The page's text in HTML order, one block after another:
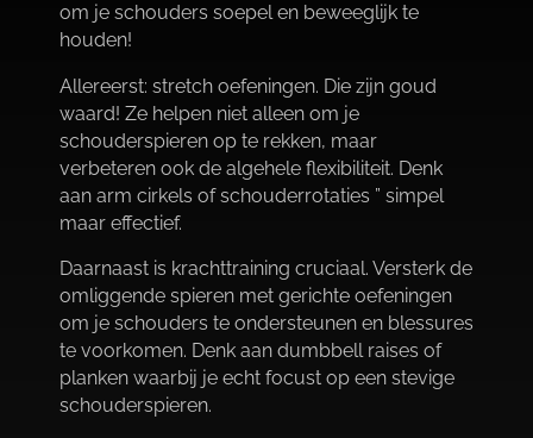
om je schouders soepel en beweeglijk te
houden!
Allereerst: stretch oefeningen.​ Die zijn goud
waard! Ze helpen niet alleen om je
schouderspieren op te rekken, maar
verbeteren ook de algehele flexibiliteit.​ Denk
aan arm cirkels of schouderrotaties ” simpel
maar effectief.​
Daarnaast is krachttraining cruciaal.​ Versterk de
omliggende spieren met gerichte oefeningen
om je schouders te ondersteunen en blessures
te voorkomen.​ Denk aan dumbbell raises of
planken waarbij je echt focust op een stevige
schouderspieren.​